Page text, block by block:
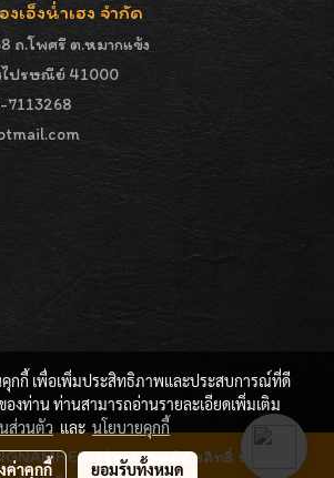
เอ็งน่ำเฮง จำกัด
ถ.โพศรี ต.หมากแข้ง
ไปรษณีย์ 41000
7113268
| รูปภาพมีลิขสิทธิ์ ห้ามมิให้
คุกกี้ เพื่อเพิ่มประสิทธิภาพและประสบการณ์ที่ดี
องท่าน ท่านสามารถอ่านรายละเอียดเพิ่มเติม
ส่วนตัว และ นโยบายคุกกี้
ค่าคุกกี้ ยอมรับทั้งหมด